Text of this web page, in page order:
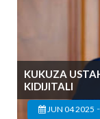
KUKUZA
KIDIJITALI
JUN 04 2025 -